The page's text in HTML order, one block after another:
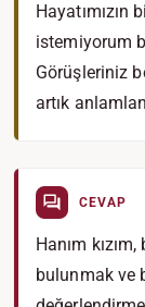
Hayatımızın
istemiyorum
Görüşleriniz
artık
CEVAP
Hanım
bulunmak ve